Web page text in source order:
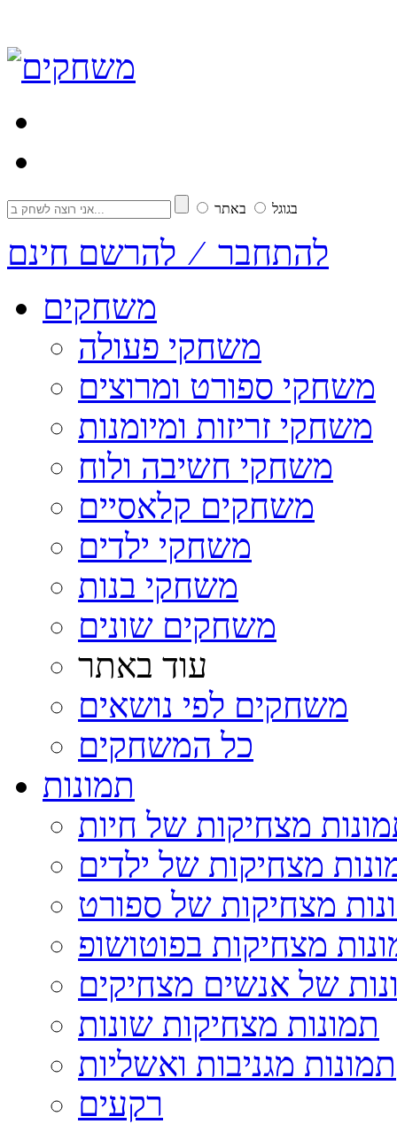
בגוגל באתר
להתחבר ⁄ להרשם חינם
משחקים
משחקי פעולה
משחקי ספורט ומרוצים
משחקי זריזות ומיומנות
משחקי חשיבה ולוח
משחקים קלאסיים
משחקי ילדים
משחקי בנות
משחקים שונים
עוד באתר
משחקים לפי נושאים
כל המשחקים
תמונות
מצחיקות של חיות
מצחיקות של ילדים
מצחיקות של ספורט
מצחיקות בפוטושופ
של אנשים מצחיקים
תמונות מצחיקות שונות
תמונות מגניבות ואשליות
רקעים